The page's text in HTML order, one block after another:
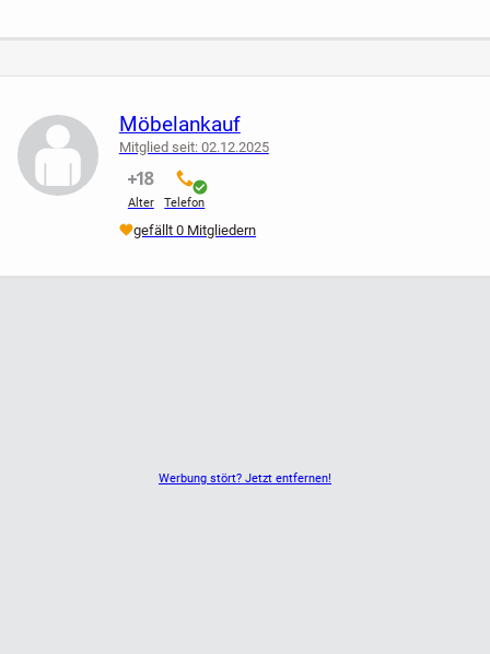
Werbung stört? Jetzt entfernen!
Möbelankauf
Mitglied seit: 02.12.2025
Alter
nicht verifiziert
Telefon
verifiziert
gefällt 0 Mitgliedern